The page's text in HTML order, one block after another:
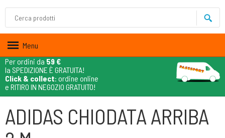
Menu
Per ordini da 59 €
la SPEDIZIONE È GRATUITA!
Click & collect: ordine online
e RITIRO IN NEGOZIO GRATUITO!
ADIDAS CHIODATA ARRIBA